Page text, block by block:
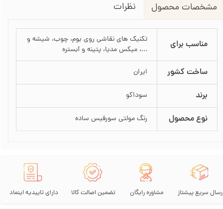
مشخصات محصول نظرات
مناسب برای
تکنیک های نقاشی روی بوم، چوب، شیشه و
...، میکس مدیا، پتینه و آبستره
ساخت کشور ایران
برند سوداکو
نوع محصول رنگ مولتی سورفیس ساده
تضمین اصالت کالا مشاوره رایگان سریع پیشتاز دارای تاییدیه اینماد